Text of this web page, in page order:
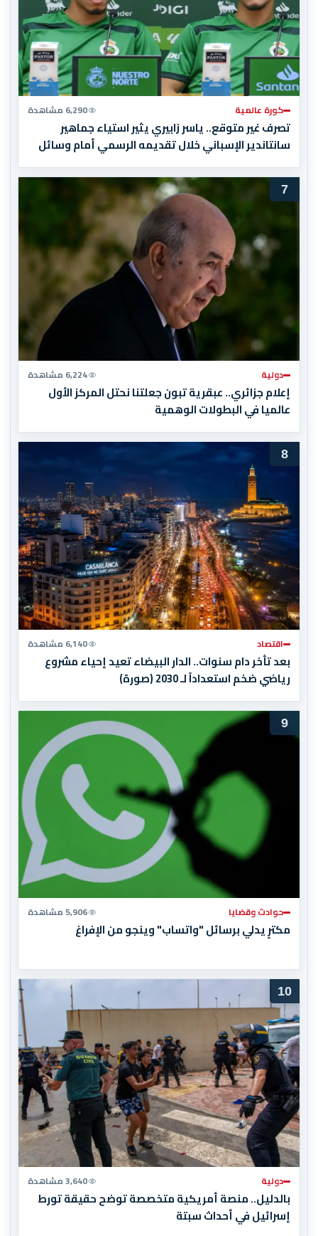
كورة عالمية 6,290 مشاهدة
تصرف غير متوقع.. ياسر زابيري يثير استياء جماهير
سانتاندير الإسباني خلال تقديمه الرسمي أمام وسائل
الإعلام
7
دولية 6,224 مشاهدة
إعلام جزائري.. عبقرية تبون جعلتنا نحتل المركز الأول
عالميا في البطولات الوهمية
8
اقتصاد 6,140 مشاهدة
بعد تأخر دام سنوات.. الدار البيضاء تعيد إحياء مشروع
رياضي ضخم استعداداً لـ 2030 (صورة)
9
حوادث وقضايا 5,906 مشاهدة
مكترٍ يدلي برسائل "واتساب" وينجو من الإفراغ
10
دولية 3,640 مشاهدة
بالدليل.. منصة أمريكية متخصصة توضح حقيقة تورط
إسرائيل في أحداث سبتة